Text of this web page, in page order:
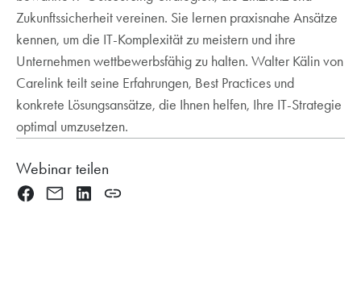
Zukunftssicherheit vereinen. Sie lernen praxisnahe Ansätze
kennen, um die IT-Komplexität zu meistern und ihre
Unternehmen wettbewerbsfähig zu halten. Walter Kälin von
Carelink teilt seine Erfahrungen, Best Practices und
konkrete Lösungsansätze, die Ihnen helfen, Ihre IT-Strategie
optimal umzusetzen.
Webinar teilen